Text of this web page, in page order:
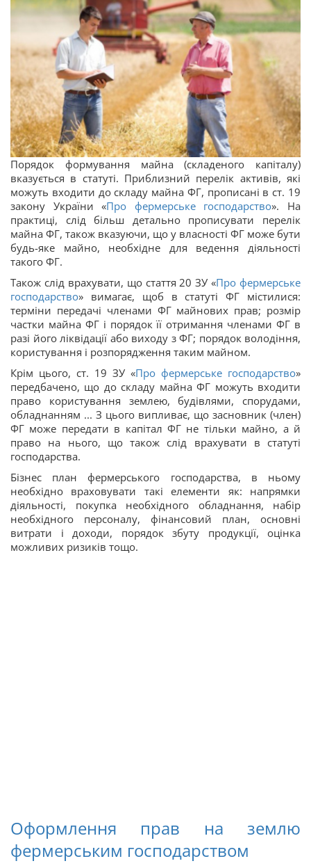
Порядок формування майна (складеного капіталу)
вказується в статуті. Приблизний перелік активів, які
можуть входити до складу майна ФГ, прописані в ст. 19
закону України «Про фермерське господарство». На
практиці, слід більш детально прописувати перелік
майна ФГ, також вказуючи, що у власності ФГ може бути
будь-яке майно, необхідне для ведення діяльності
такого ФГ.
Також слід врахувати, що стаття 20 ЗУ «Про фермерське
господарство» вимагає, щоб в статуті ФГ містилися:
терміни передачі членами ФГ майнових прав; розмір
частки майна ФГ і порядок її отримання членами ФГ в
разі його ліквідації або виходу з ФГ; порядок володіння,
користування і розпорядження таким майном.
Крім цього, ст. 19 ЗУ «Про фермерське господарство»
передбачено, що до складу майна ФГ можуть входити
право користування землею, будівлями, спорудами,
обладнанням ... З цього випливає, що засновник (член)
ФГ може передати в капітал ФГ не тільки майно, а й
право на нього, що також слід врахувати в статуті
господарства.
Бізнес план фермерського господарства, в ньому
необхідно враховувати такі елементи як: напрямки
діяльності, покупка необхідного обладнання, набір
необхідного персоналу, фінансовий план, основні
витрати і доходи, порядок збуту продукції, оцінка
можливих ризиків тощо.
Оформлення прав на землю
фермерським господарством